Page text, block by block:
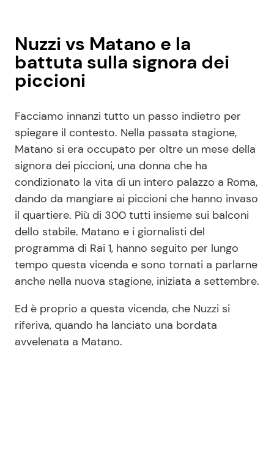
Nuzzi vs Matano e la
battuta sulla signora dei
piccioni
Facciamo innanzi tutto un passo indietro per
spiegare il contesto. Nella passata stagione,
Matano si era occupato per oltre un mese della
signora dei piccioni, una donna che ha
condizionato la vita di un intero palazzo a Roma,
dando da mangiare ai piccioni che hanno invaso
il quartiere. Più di 300 tutti insieme sui balconi
dello stabile. Matano e i giornalisti del
programma di Rai 1, hanno seguito per lungo
tempo questa vicenda e sono tornati a parlarne
anche nella nuova stagione, iniziata a settembre.
Ed è proprio a questa vicenda, che Nuzzi si
riferiva, quando ha lanciato una bordata
avvelenata a Matano.